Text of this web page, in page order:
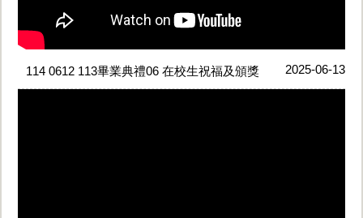
114 0612 113畢業典禮06 在校生祝福及頒獎 2025-06-13